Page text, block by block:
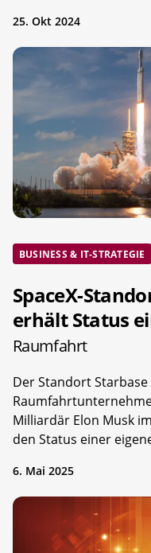
25. Okt 2024
BUSINESS & IT-STRATEGIE
SpaceX-
erhält Status
Raumfahrt
Der Standort Starbase
Milliardär Elon Musk
den Status einer
6. Mai 2025